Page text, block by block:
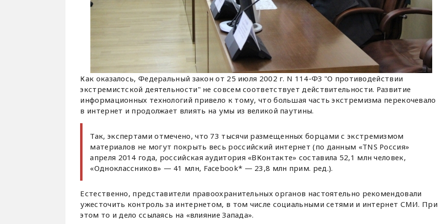
Как оказалось, Федеральный закон от 25 июля 2002 г. N 114-ФЗ "О противодействии
экстремистской деятельности" не совсем соответствует действительности. Развитие
информационных технологий привело к тому, что большая часть экстремизма перекочевало
в интернет и продолжает влиять на умы из великой паутины.
Так, экспертами отмечено, что 73 тысячи размещенных борцами с экстремизмом
материалов не могут покрыть весь российский интернет (по данным «TNS Россия»
апреля 2014 года, российская аудитория «ВКонтакте» составила 52,1 млн человек,
«Одноклассников» — 41 млн, Facebook* — 23,8 млн прим. ред.).
Естественно, представители правоохранительных органов настоятельно рекомендовали
ужесточить контроль за интернетом, в том числе социальными сетями и интернет СМИ. При
этом то и дело ссылаясь на «влияние Запада».